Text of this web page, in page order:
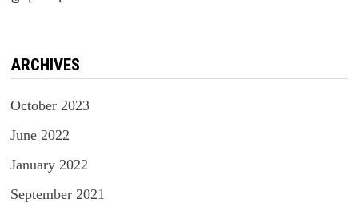
ARCHIVES
October 2023
June 2022
January 2022
September 2021